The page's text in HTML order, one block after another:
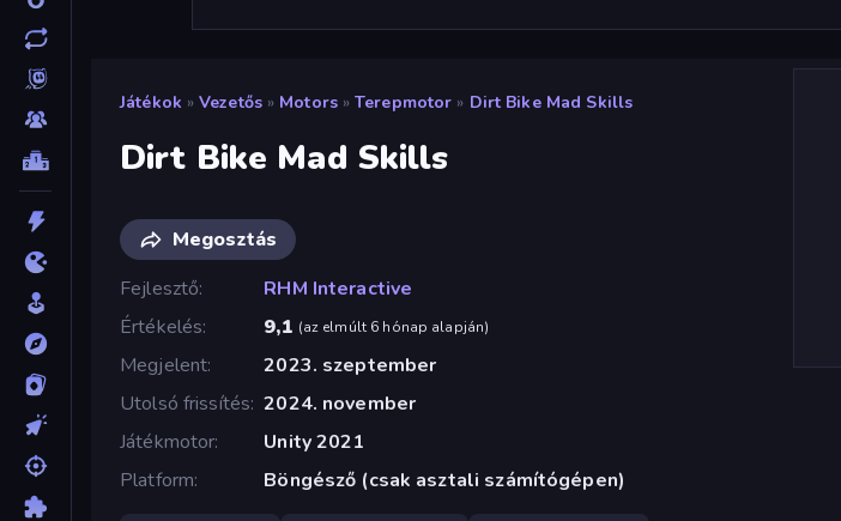
Játékok » Vezetős » Motors » Terepmotor » Dirt Bike Mad Skills
Dirt Bike Mad Skills
Megosztás
Fejlesztő
RHM Interactive
Értékelés
9,1 (az elmúlt 6 hónap alapján)
Megjelent
2023. szeptember
Utolsó frissítés 2024. november
Játékmotor
Unity 2021
Platform
Böngésző (csak asztali számítógépen)